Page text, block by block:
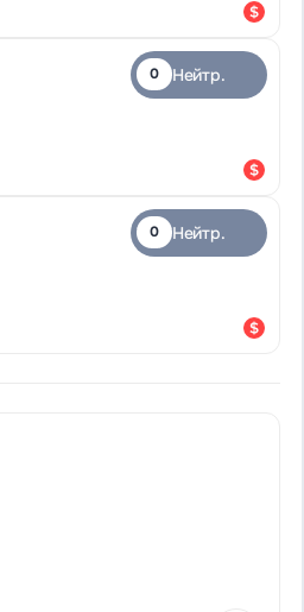
0 Нейтр.
0 Нейтр.